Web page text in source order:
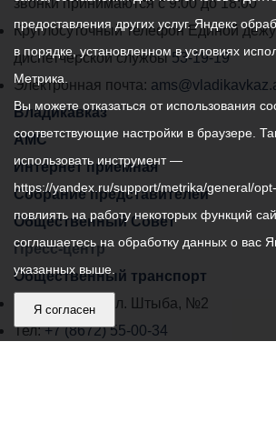
местного
самоуправления
города
Владикавказ:
звонки принимаются с 9:00 до 18:00
Круглосуточный телефон Единой
диспетчерской службы53-19-19
Электронная почта:
Владикавказ
АМС
Интернет приемная
Собрание представителей
Общественный Совет
Пресс-центр
Общественный транспорт
Владикавказ, пл. Штыба, №2
Тел:+7 (8672) 55-00-34
предоставления других услуг. Яндекс
в порядке, установленном в условиях
Метрика.
Вы можете отказаться от использования
соответствующие настройки в браузере.
использовать инструмент —
https://yandex.ru/support/metrika/general/
повлиять на работу некоторых функций
соглашаетесь на обработку данных о вас
указанных выше.
Я согласен